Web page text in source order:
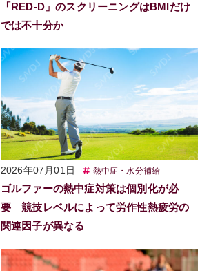
「RED-D」のスクリーニングはBMIだけ
では不十分か
2026年07月01日 熱中症・水分補給
ゴルファーの熱中症対策は個別化が必
要 競技レベルによって労作性熱疲労の
関連因子が異なる